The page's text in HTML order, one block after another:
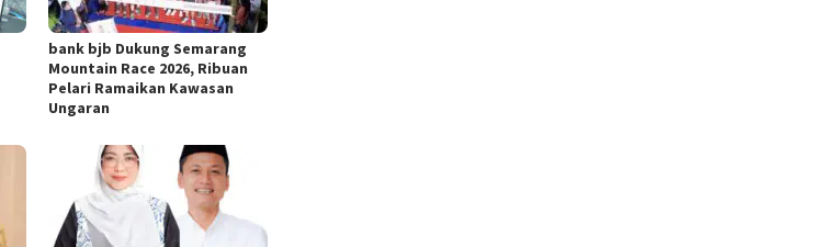
bank bjb Dukung Semarang
Mountain Race 2026, Ribuan
Pelari Ramaikan Kawasan
Ungaran